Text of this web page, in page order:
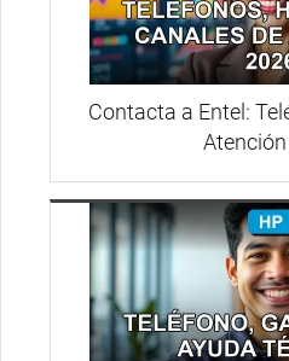
Contacta a Entel: